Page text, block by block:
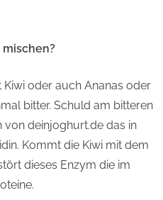
oder auch Ananas oder
bitter. Schuld am bitteren
von deinjoghurt.de das in
Kommt die Kiwi mit dem
dieses Enzym die im